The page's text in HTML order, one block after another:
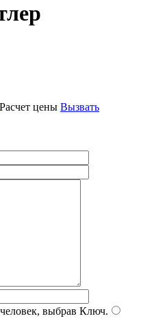
Расчет цены Вызвать
выбрав Ключ.